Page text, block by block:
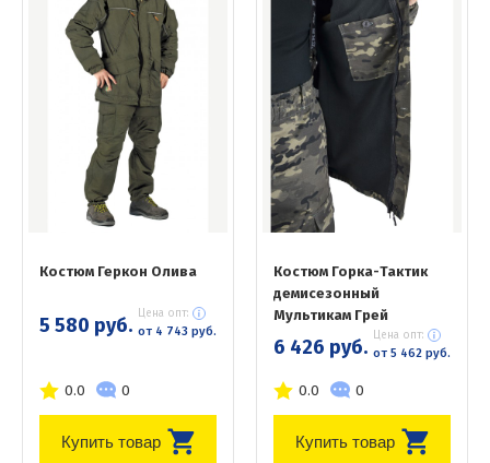
Костюм Геркон Олива
5 580 руб. Цена опт:
от 4 743 руб.
0.0 0
Купить товар
Костюм Горка-Тактик
демисезонный
Мультикам Грей
6 426 руб. Цена опт:
от 5 462 руб.
0.0 0
Купить товар